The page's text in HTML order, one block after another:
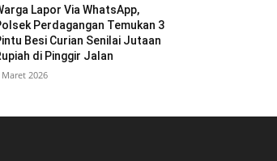
Lapor Via WhatsApp,
Perdagangan Temukan 3
Besi Curian Senilai Jutaan
di Pinggir Jalan
Maret 2026